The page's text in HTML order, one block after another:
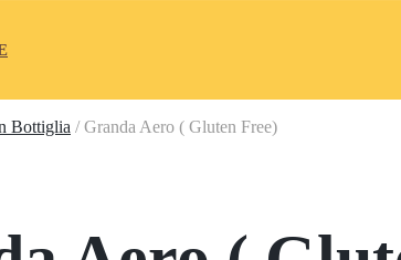
Bottiglia /Granda Aero ( Gluten Free)